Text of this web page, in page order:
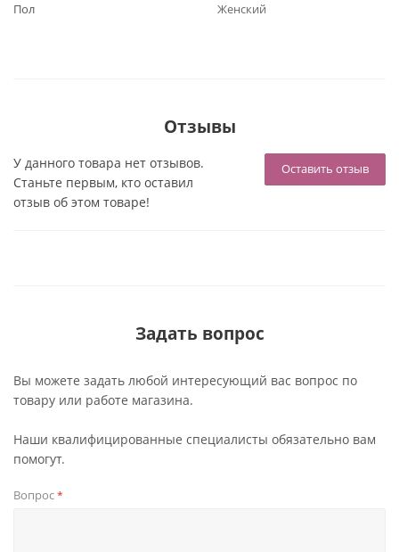
Пол
Женский
Отзывы
Оставить отзыв
У данного товара нет отзывов.
Станьте первым, кто оставил
отзыв об этом товаре!
Задать вопрос
Вы можете задать любой интересующий вас вопрос по
товару или работе магазина.
Наши квалифицированные специалисты обязательно вам
помогут.
Вопрос*